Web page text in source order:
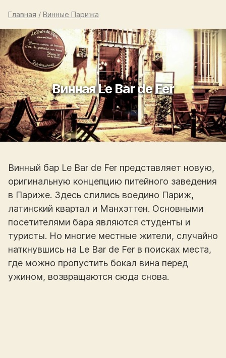
Главная / Винные Парижа
Винная Le Bar de Fer
Винный бар Le Bar de Fer представляет новую,
оригинальную концепцию питейного заведения
в Париже. Здесь слились воедино Париж,
латинский квартал и Манхэттен. Основными
посетителями бара являются студенты и
туристы. Но многие местные жители, случайно
наткнувшись на Le Bar de Fer в поисках места,
где можно пропустить бокал вина перед
ужином, возвращаются сюда снова.